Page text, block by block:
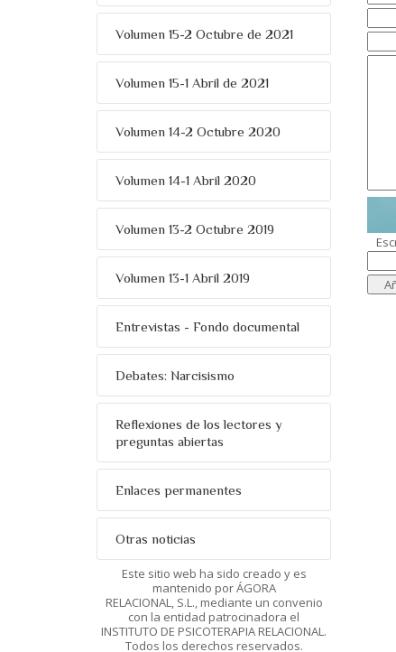
Volumen 15-2 Octubre de 2021
Volumen 15-1 Abril de 2021
Volumen 14-2 Octubre 2020
Volumen 14-1 Abril 2020
Volumen 13-2 Octubre 2019
Volumen 13-1 Abril 2019
Entrevistas - Fondo documental
Debates: Narcisismo
Reflexiones de los lectores y
preguntas abiertas
Enlaces permanentes
Otras noticias
Este sitio web ha sido creado y es
mantenido por ÁGORA
RELACIONAL, S.L., mediante un convenio
con la entidad patrocinadora el
INSTITUTO DE PSICOTERAPIA RELACIONAL.
Todos los derechos reservados.